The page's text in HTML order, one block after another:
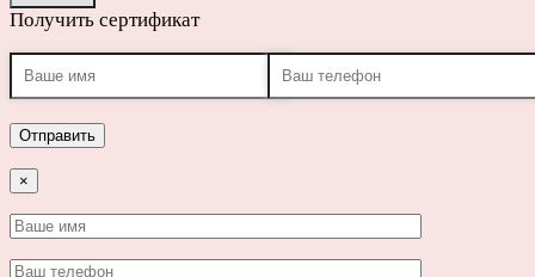
Получить сертификат
×